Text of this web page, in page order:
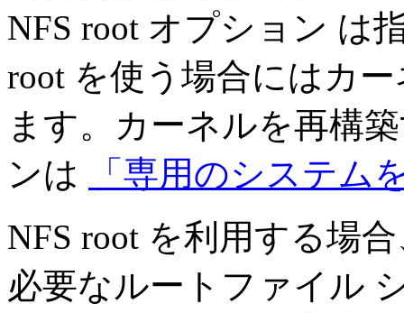
NFS root オプション は
root を使う場合にはカ
ます。カーネルを再構
ンは
「専用のシステム
NFS root を利用する場
必要なルートファイル